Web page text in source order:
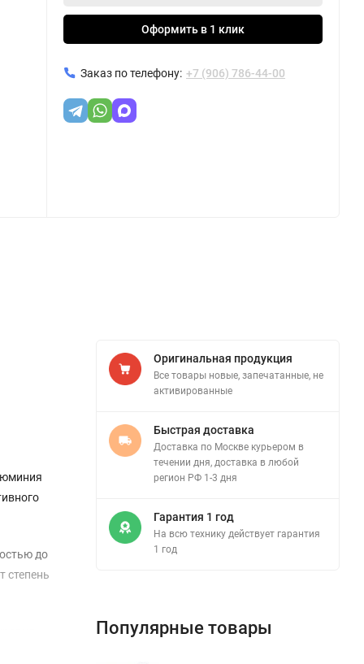
Оформить в 1 клик
Заказ по телефону: +7 (906) 786-44-00
до
степень
Оригинальная продукция
Все товары новые, запечатанные, не
активированные
Быстрая доставка
Доставка по Москве курьером в
течении дня, доставка в любой
регион РФ 1-3 дня
Гарантия 1 год
На всю технику действует гарантия
1 год
Популярные товары